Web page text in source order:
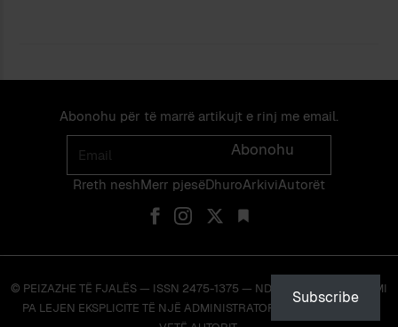
Abonohu për të marrë artikujt e rinj me email.
Email
Abonohu
Rreth neshMerr pjes​​ë​DhuroArkiviAutorët
© PEIZAZHE TË FJALËS — ISSN 2475-1375 — NDALOHET RIPRODHIMI
PA LEJEN EKSPLICITE TË NJË ADMINISTRATORI TË FAQES OSE TË
Subscribe